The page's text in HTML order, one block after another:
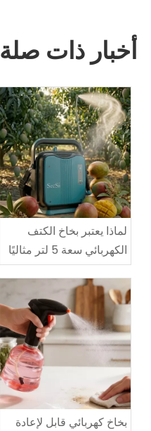
أخبار ذات صلة
لماذا يعتبر بخاخ الكتف
الكهربائي سعة 5 لتر مثاليًا
للبستنة المنزلية والتطهير
بخاخ كهربائي قابل لإعادة